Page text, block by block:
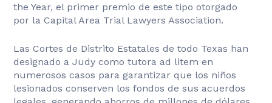
the Year, el primer premio de este tipo otorgado
por la Capital Area Trial Lawyers Association.
Las Cortes de Distrito Estatales de todo Texas han
designado a Judy como tutora ad litem en
numerosos casos para garantizar que los niños
lesionados conserven los fondos de sus acuerdos